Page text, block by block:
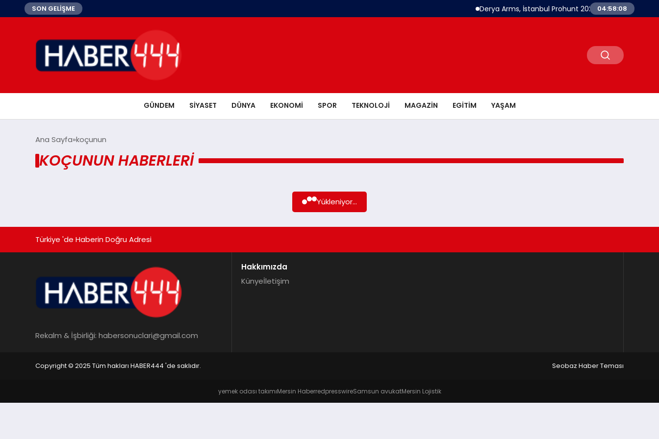
SON GELİŞME Derya Arms, İstanbul Prohunt 2026’da yeni nesil
04:58:08
GÜNDEM SIYASET DÜNYA EKONOMI SPOR TEKNOLOJI MAGAZIN EGITIM YAŞAM
Ana Sayfa koçunun
KOÇUNUN HABERLERI
Yükleniyor...
Türkiye 'de Haberin Doğru Adresi
Rekalm & İşbirliği: habersonuclari@gmail.com
Hakkımızda
Künyeİletişim
Copyright © 2025 Tüm hakları HABER444 'de saklıdır. Seobaz Haber Teması
yemek odası takımıMersin HaberredpresswireSamsun avukatMersin Lojistik